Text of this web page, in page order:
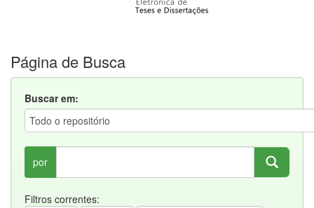
Página de Busca
Buscar em:
por
Filtros correntes: